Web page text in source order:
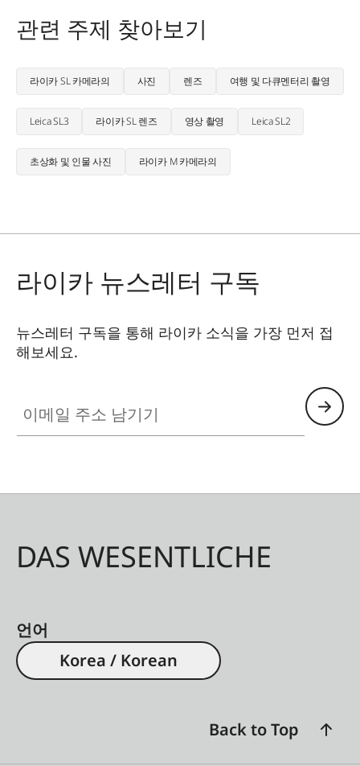
관련 주제 찾아보기
라이카 SL 카메라의 사진 렌즈 여행 및 다큐멘터리 촬영
Leica SL3 라이카 SL 렌즈 영상 촬영 Leica SL2
초상화 및 인물 사진 라이카 M 카메라의
라이카 뉴스레터 구독
뉴스레터 구독을 통해 라이카 소식을 가장 먼저 접
해보세요.
DAS WESENTLICHE
언어
Korea / Korean
Back to Top